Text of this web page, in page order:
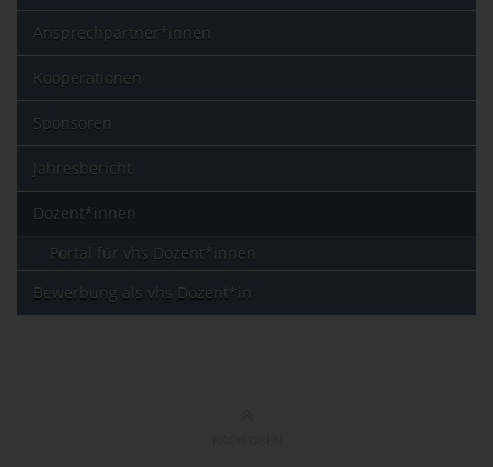
Ansprechpartner*innen
Kooperationen
Sponsoren
Jahresbericht
Dozent*innen
Portal für vhs Dozent*innen
Bewerbung als vhs Dozent*in